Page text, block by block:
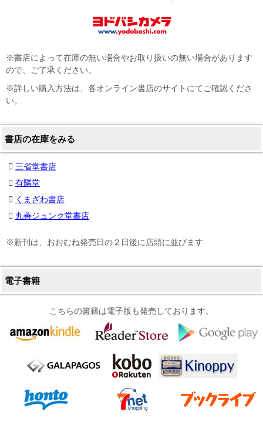
※書店によって在庫の無い場合やお取り扱いの無い場合があります
ので、ご了承ください。
※詳しい購入方法は、各オンライン書店のサイトにてご確認くださ
い。
書店の在庫をみる
三省堂書店
有隣堂
くまざわ書店
丸善ジュンク堂書店
※新刊は、おおむね発売日の２日後に店頭に並びます
電子書籍
こちらの書籍は電子版も発売しております。